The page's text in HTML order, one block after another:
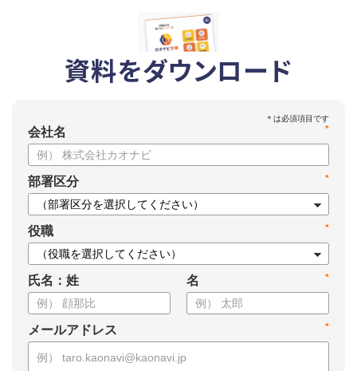
資料をダウンロード
*
会社名
*
部署区分
*
役職
氏名：姓 *
名
*
メールアドレス